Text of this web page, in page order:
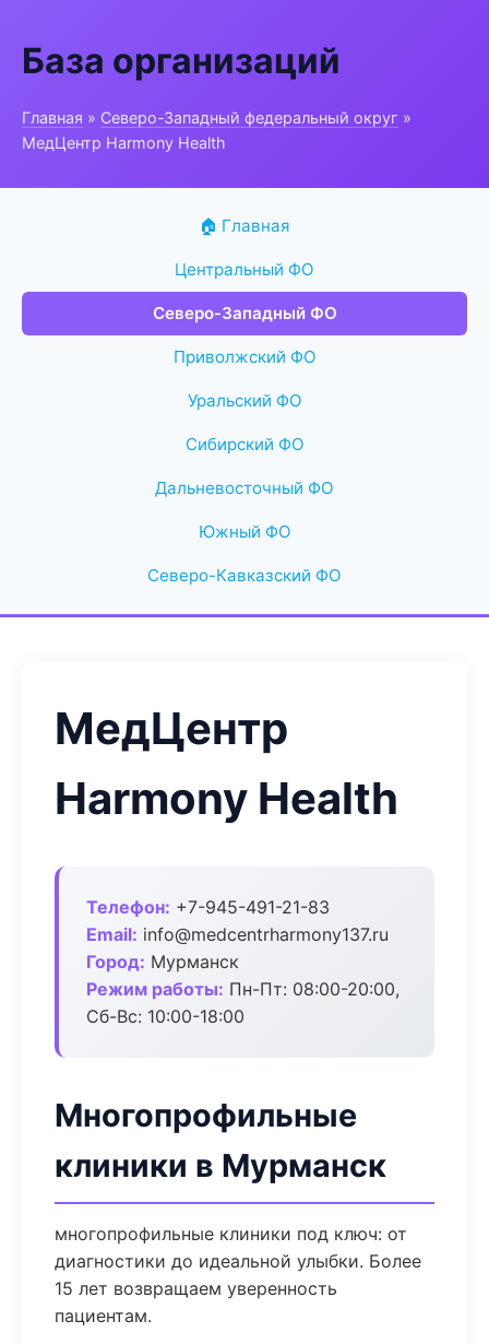
База организаций
Главная » Северо-Западный федеральный округ »
МедЦентр Harmony Health
🏠 Главная
Центральный ФО
Северо-Западный ФО
Приволжский ФО
Уральский ФО
Сибирский ФО
Дальневосточный ФО
Южный ФО
Северо-Кавказский ФО
МедЦентр
Harmony Health
Телефон: +7-945-491-21-83
Email: info@medcentrharmony137.ru
Город: Мурманск
Режим работы: Пн-Пт: 08:00-20:00,
Сб-Вс: 10:00-18:00
Многопрофильные
клиники в Мурманск
многопрофильные клиники под ключ: от
диагностики до идеальной улыбки. Более
15 лет возвращаем уверенность
пациентам.